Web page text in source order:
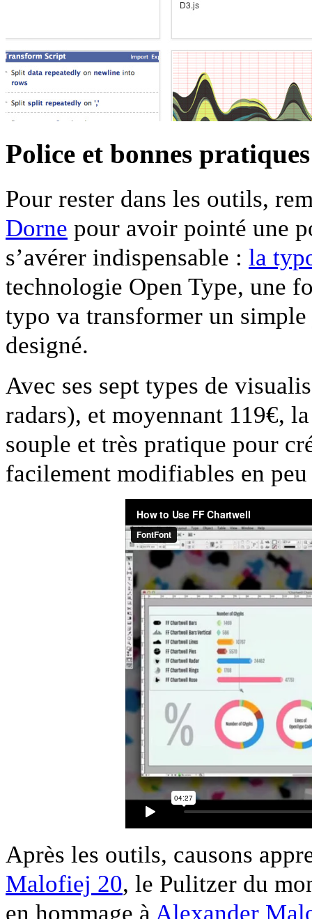
Police et bonnes pratiques
Pour rester dans les outils,
Dorne pour avoir pointé une
s’avérer indispensable : la
technologie Open Type, une
typo va transformer un
designé.
Avec ses sept types de
radars), et moyennant 119€,
souple et très pratique pour
facilement modifiables en peu
Après les outils, causons
Malofiej 20, le Pulitzer du
en hommage à Alexander